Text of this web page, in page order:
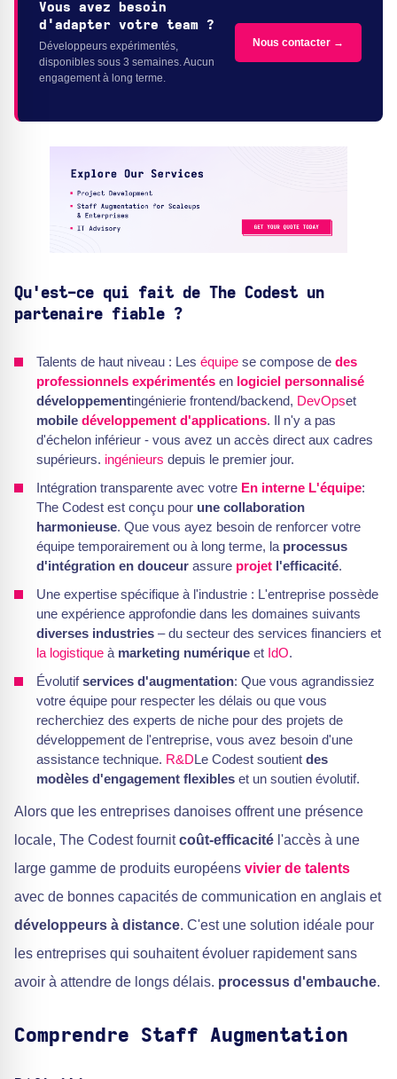
Vous avez besoin
d'adapter votre team ?
Développeurs expérimentés,
disponibles sous 3 semaines. Aucun
engagement à long terme.
Nous contacter →
Qu'est-ce qui fait de The Codest un
partenaire fiable ?
Talents de haut niveau : Les équipe se compose de des
professionnels expérimentés en logiciel personnalisé
développementingénierie frontend/backend, DevOpset
mobile développement d'applications. Il n'y a pas
d'échelon inférieur - vous avez un accès direct aux cadres
supérieurs. ingénieurs depuis le premier jour.
Intégration transparente avec votre En interne L'équipe:
The Codest est conçu pour une collaboration
harmonieuse. Que vous ayez besoin de renforcer votre
équipe temporairement ou à long terme, la processus
d'intégration en douceur assure projet l'efficacité.
Une expertise spécifique à l'industrie : L'entreprise possède
une expérience approfondie dans les domaines suivants
diverses industries – du secteur des services financiers et
la logistique à marketing numérique et IdO.
Évolutifservices d'augmentation: Que vous agrandissiez
votre équipe pour respecter les délais ou que vous
recherchiez des experts de niche pour des projets de
développement de l'entreprise, vous avez besoin d'une
assistance technique. R&DLe Codest soutient des
modèles d'engagement flexibles et un soutien évolutif.
Alors que les entreprises danoises offrent une présence
locale, The Codest fournitcoût-efficacité l'accès à une
large gamme de produits européens vivier de talents
avec de bonnes capacités de communication en anglais et
développeurs à distance. C'est une solution idéale pour
les entreprises qui souhaitent évoluer rapidement sans
avoir à attendre de longs délais. processus d'embauche.
Comprendre Staff Augmentation